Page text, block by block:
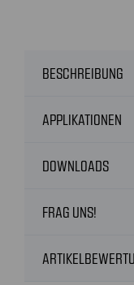
BESCHREIBUNG
APPLIKATIONEN
DOWNLOADS
FRAG UNS!